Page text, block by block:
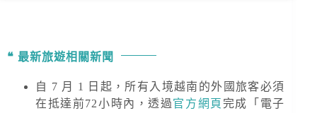
最新旅遊相關新聞
自 7 月 1 日起，所有入境越南的外國旅客必須
在抵達前72小時內，透過官方網頁 完成「電子